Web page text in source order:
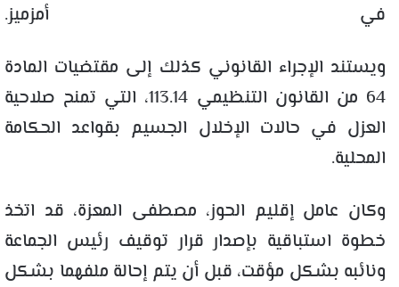
في أمزميز.
ويستند الإجراء القانوني كذلك إلى مقتضيات المادة
64 من القانون التنظيمي 113.14، التي تمنح صلاحية
العزل في حالات الإخلال الجسيم بقواعد الحكامة
المحلية.
وكان عامل إقليم الحوز، مصطفى المعزة، قد اتخذ
خطوة استباقية بإصدار قرار توقيف رئيس الجماعة
ونائبه بشكل مؤقت، قبل أن يتم إحالة ملفهما بشكل